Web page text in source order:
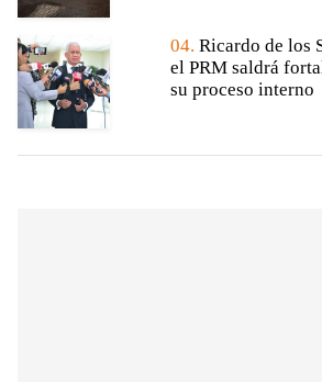
04. Ricardo de los
el PRM saldrá
su proceso interno